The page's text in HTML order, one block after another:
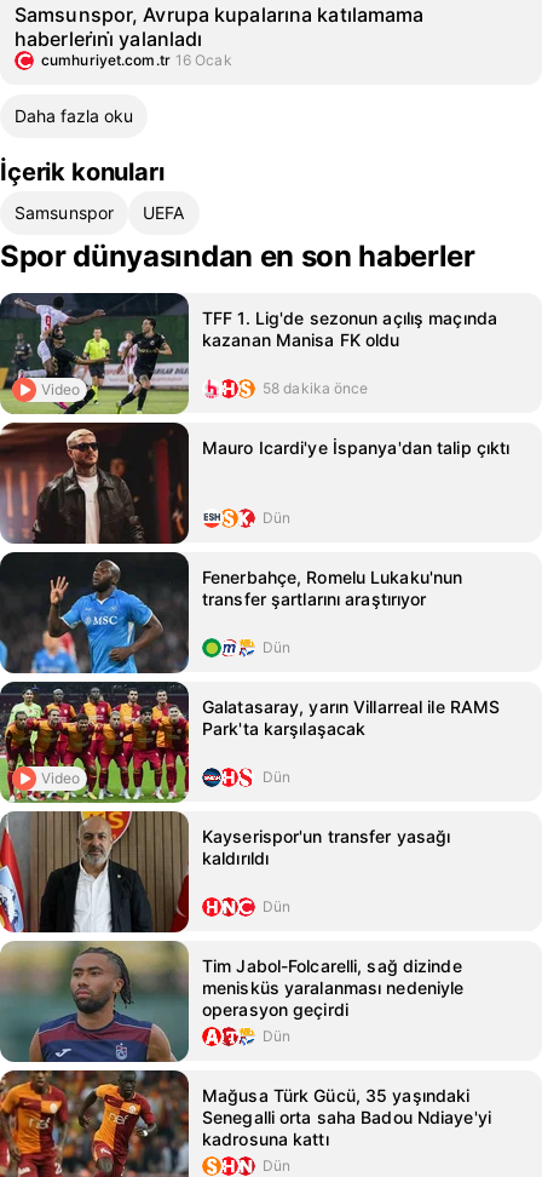
Samsunspor, Avrupa kupalarına katılamama
haberleri̇ni̇ yalanladı
cumhuriyet.com.tr 16 Ocak
Daha fazla oku
İçerik konuları
Samsunspor UEFA
Spor dünyasından en son haberler
Video
TFF 1. Lig'de sezonun açılış maçında
kazanan Manisa FK oldu
58 dakika önce
Mauro Icardi'ye İspanya'dan talip çıktı
Dün
Fenerbahçe, Romelu Lukaku'nun
transfer şartlarını araştırıyor
Dün
Video
Galatasaray, yarın Villarreal ile RAMS
Park'ta karşılaşacak
Dün
Kayserispor'un transfer yasağı
kaldırıldı
Dün
Tim Jabol-Folcarelli, sağ dizinde
menisküs yaralanması nedeniyle
operasyon geçirdi
Dün
Mağusa Türk Gücü, 35 yaşındaki
Senegalli orta saha Badou Ndiaye'yi
kadrosuna kattı
Dün